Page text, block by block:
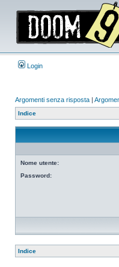
Login
Argomenti senza risposta |
Indice
Nome utente:
Password:
Indice